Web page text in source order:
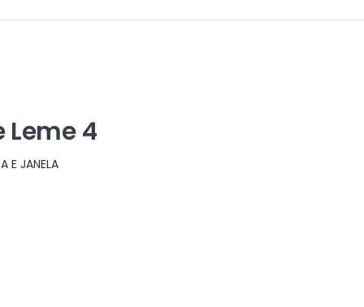
Leme 4
E JANELA